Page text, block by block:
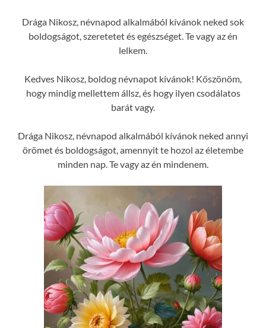
Drága Nikosz, névnapod alkalmából kívánok neked sok
boldogságot, szeretetet és egészséget. Te vagy az én
lelkem.
Kedves Nikosz, boldog névnapot kívánok! Köszönöm,
hogy mindig mellettem állsz, és hogy ilyen csodálatos
barát vagy.
Drága Nikosz, névnapod alkalmából kívánok neked annyi
örömet és boldogságot, amennyit te hozol az életembe
minden nap. Te vagy az én mindenem.